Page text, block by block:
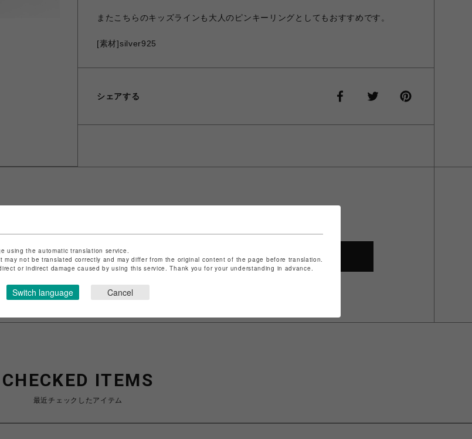
またこちらのキッズラインも大人のピンキーリングとしてもおすすめです。
[素材]silver925
シェアする
法令に基づく表記はこちら
合わせはこちら
SHOP TOP
CHECKED ITEMS
最近チェックしたアイテム
using the automatic translation service.
may not be translated correctly and may differ from the original content of the page before translation.
or indirect damage caused by using this service. Thank you for your understanding in advance.
Switch language Cancel